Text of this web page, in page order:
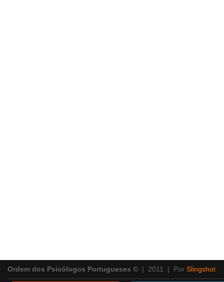
Ordem dos Psicólogos Portugueses © | 2011 | Por Slingshot